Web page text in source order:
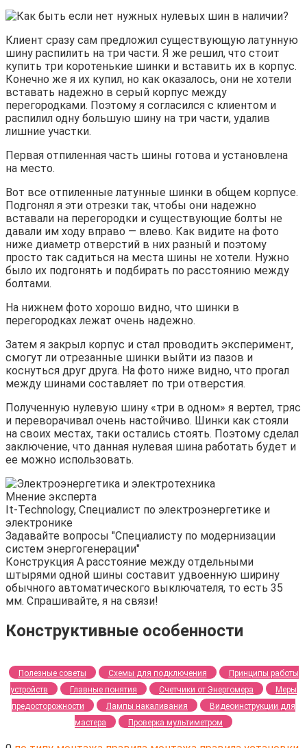
Клиент сразу сам предложил существующую латунную
шину распилить на три части. Я же решил, что стоит
купить три коротенькие шинки и вставить их в корпус.
Конечно же я их купил, но как оказалось, они не хотели
вставать надежно в серый корпус между
перегородками. Поэтому я согласился с клиентом и
распилил одну большую шину на три части, удалив
лишние участки.
Первая отпиленная часть шины готова и установлена
на место.
Вот все отпиленные латунные шинки в общем корпусе.
Подгонял я эти отрезки так, чтобы они надежно
вставали на перегородки и существующие болты не
давали им ходу вправо — влево. Как видите на фото
ниже диаметр отверстий в них разный и поэтому
просто так садиться на места шины не хотели. Нужно
было их подгонять и подбирать по расстоянию между
болтами.
На нижнем фото хорошо видно, что шинки в
перегородках лежат очень надежно.
Затем я закрыл корпус и стал проводить эксперимент,
смогут ли отрезанные шинки выйти из пазов и
коснуться друг друга. На фото ниже видно, что прогал
между шинами составляет по три отверстия.
Полученную нулевую шину «три в одном» я вертел, тряс
и переворачивал очень настойчиво. Шинки как стояли
на своих местах, таки остались стоять. Поэтому сделал
заключение, что данная нулевая шина работать будет и
ее можно использовать.
Мнение эксперта
It-Technology, Cпециалист по электроэнергетике и
электронике
Задавайте вопросы "Специалисту по модернизации
систем энергогенерации"
Конструкция А расстояние между отдельными
штырями одной шины составит удвоенную ширину
обычного автоматического выключателя, то есть 35
мм. Спрашивайте, я на связи!
Конструктивные особенности
Полезные советы Схемы для подключения
Принципы работы
устройств
Главные понятия Счетчики от Энергомера
Меры
предосторожности
Лампы накаливания
Видеоинструкции для
мастера
Проверка мультиметром